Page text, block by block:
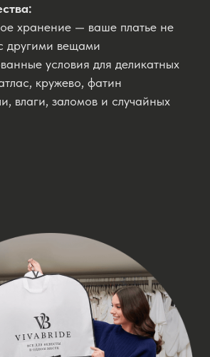
хранение — ваше платье не
другими вещами
условия для деликатных
кружево, фатин
влаги, заломов и случайных